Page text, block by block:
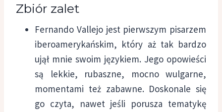
Zbiór zalet
Fernando Vallejo jest pierwszym pisarzem
iberoamerykańskim, który aż tak bardzo
ujął mnie swoim językiem. Jego opowieści
są lekkie, rubaszne, mocno wulgarne,
momentami też zabawne. Doskonale się
go czyta, nawet jeśli porusza tematykę